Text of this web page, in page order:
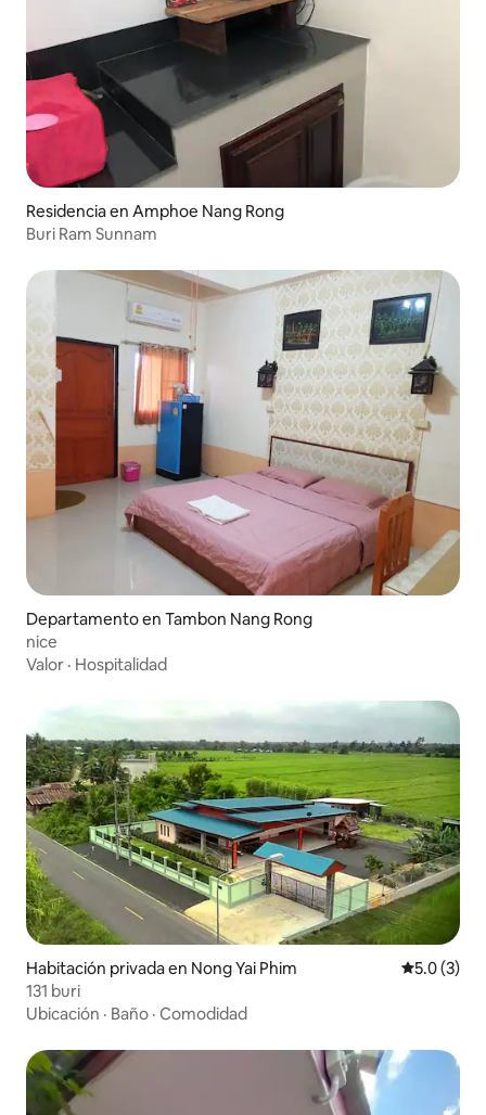
Residencia en Amphoe Nang Rong
Buri Ram Sunnam
Departamento en Tambon Nang Rong
nice
Valor · Hospitalidad
Habitación privada en Nong Yai Phim
5.0 (3)
131 buri
Ubicación · Baño · Comodidad